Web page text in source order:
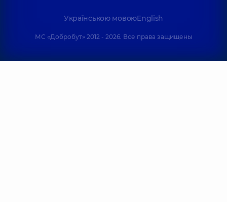
Українською мовоюEnglish
МС «Добробут» 2012 - 2026. Все права защищены